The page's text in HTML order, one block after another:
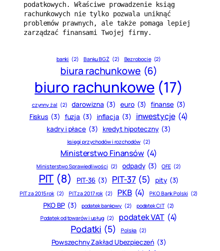
podatkowych. Właściwe prowadzenie ksiąg
rachunkowych nie tylko pozwala uniknąć
problemów prawnych, ale także pomaga lepiej
zarządzać finansami Twojej firmy.
banki (2) Banku BGŻ (2) Bezrobocie (2)
biura rachunkowe (6)
biuro rachunkowe (17)
czynny żal (2) darowizna (3) euro (3) finanse (3)
Fiskus (3) fuzja (3) inflacja (3) inwestycje (4)
kadry i płace (3) kredyt hipoteczny (3)
księgi przychodów i rozchodów (2)
Ministerstwo Finansów (4)
Ministerstwo Sprawiedliwości (2) odpady (3) OFE (2)
PIT (8) PIT-36 (3) PIT-37 (5) pity (3)
PIT za 2015 rok (2) PIT za 2017 rok (2) PKB (4) PKO Bank Polski (2)
PKO BP (3) podatek bankowy (2) podatek CIT (2)
Podatek od towarów i usług (2) podatek VAT (4)
Podatki (5) Polska (2)
Powszechny Zakład Ubezpieczeń (3)